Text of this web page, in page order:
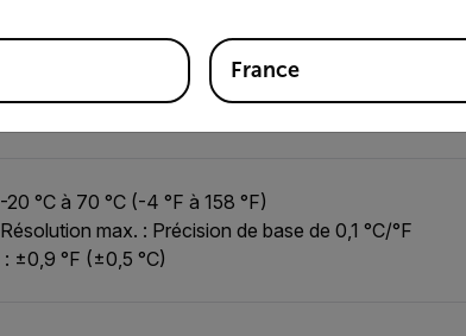
-20 °C à 70 °C (-4 °F à 158 °F)
Résolution max. : Précision de base de 0,1 °C/°F
: ±0,9 °F (±0,5 °C)
France